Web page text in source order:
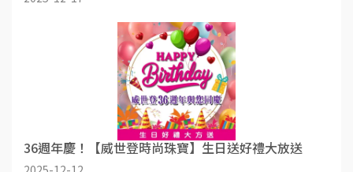
36週年慶！【威世登時尚珠寶】生日送好禮大放送